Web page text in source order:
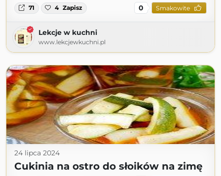
71 4 Zapisz 0 Smakowite
Lekcje w kuchni
www.lekcjewkuchni.pl
24 lipca 2024
Cukinia na ostro do słoików na zimę